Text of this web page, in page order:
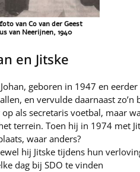
van Co van der Geest
van Neerijnen, 1940
en Jitske
geboren in 1947 en
en vervulde daarnaast
op als secretaris voetbal, maar
terrein. Toen hij in 1974 met
waar anders?
hij Jitske tijdens hun
dag bij SDO te vinden